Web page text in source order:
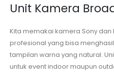
Unit Kamera
Kita memakai kamera Sony
profesional yang bisa
tampilan warna yang natural.
untuk event indoor maupun